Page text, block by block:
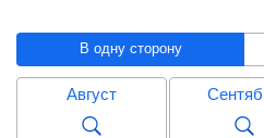
В одну сторону
Август